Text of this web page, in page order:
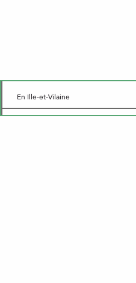
En Ille-et-Vilaine